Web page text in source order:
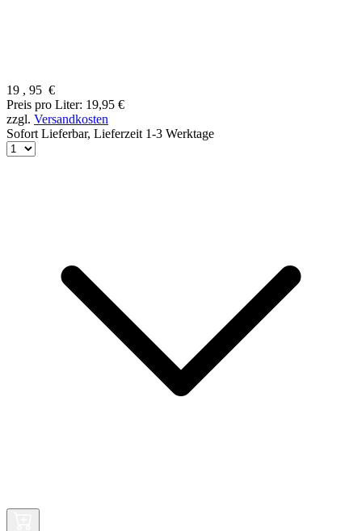
19 , 95 €
Preis pro Liter: 19,95 €
zzgl. Versandkosten
Sofort Lieferbar, Lieferzeit 1-3 Werktage